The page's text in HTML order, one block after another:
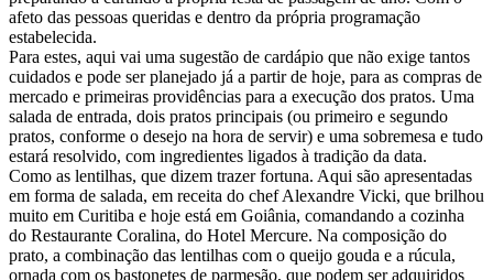
afeto das pessoas queridas e dentro da própria programação
estabelecida.
Para estes, aqui vai uma sugestão de cardápio que não exige tantos
cuidados e pode ser planejado já a partir de hoje, para as compras de
mercado e primeiras providências para a execução dos pratos. Uma
salada de entrada, dois pratos principais (ou primeiro e segundo
pratos, conforme o desejo na hora de servir) e uma sobremesa e tudo
estará resolvido, com ingredientes ligados à tradição da data.
Como as lentilhas, que dizem trazer fortuna. Aqui são apresentadas
em forma de salada, em receita do chef Alexandre Vicki, que brilhou
muito em Curitiba e hoje está em Goiânia, comandando a cozinha
do Restaurante Coralina, do Hotel Mercure. Na composição do
prato, a combinação das lentilhas com o queijo gouda e a rúcula,
ornada com os bastonetes de parmesão, que podem ser adquiridos